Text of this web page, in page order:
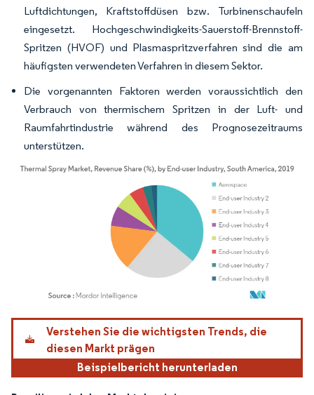
Luftdichtungen, Kraftstoffdüsen bzw. Turbinenschaufeln
eingesetzt. Hochgeschwindigkeits-Sauerstoff-Brennstoff-
Spritzen (HVOF) und Plasmaspritzverfahren sind die am
häufigsten verwendeten Verfahren in diesem Sektor.
Die vorgenannten Faktoren werden voraussichtlich den
Verbrauch von thermischem Spritzen in der Luft- und
Raumfahrtindustrie während des Prognosezeitraums
unterstützen.
Bild © Mordor Intelligence. Wiederverwendung erfordert Namensnennung gemäß
Verstehen Sie die wichtigsten Trends, die
diesen Markt prägen
Beispielbericht herunterladen